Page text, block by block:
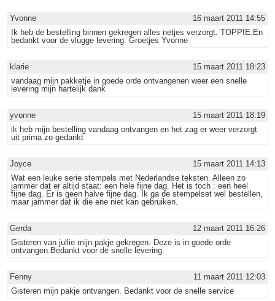
Yvonne
16 maart 2011 14:55
Ik heb de bestelling binnen gekregen alles netjes verzorgt. TOPPIE.En
bedankt voor de vlugge levering. Groetjes Yvonne
klarie
15 maart 2011 18:23
vandaag mijn pakketje in goede orde ontvangenen weer een snelle
levering mijn hartelijk dank
yvonne
15 maart 2011 18:19
ik heb mijn bestelling vandaag ontvangen en het zag er weer verzorgt
uit prima zo gedankt
Joyce
15 maart 2011 14:13
Wat een leuke serie stempels met Nederlandse teksten. Alleen zo
jammer dat er altijd staat: een hele fijne dag. Het is toch : een heel
fijne dag. Er is geen halve fijne dag. Ik ga de stempelset wel bestellen,
maar jammer dat ik die ene niet kan gebruiken.
Gerda
12 maart 2011 16:26
Gisteren van jullie mijn pakje gekregen. Deze is in goede orde
ontvangen.Bedankt voor de snelle levering.
Fenny
11 maart 2011 12:03
Gisteren mijn pakje ontvangen. Bedankt voor de snelle service